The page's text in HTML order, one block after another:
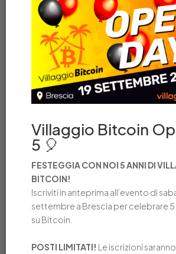
Villaggio Bitcoin
5 🎈
FESTEGGIA CON NOI 5 ANNI DI
BITCOIN!
Iscriviti in anteprima all’evento di
settembre a Brescia per celebrare 5
su Bitcoin.
POSTI LIMITATI! Le iscrizioni